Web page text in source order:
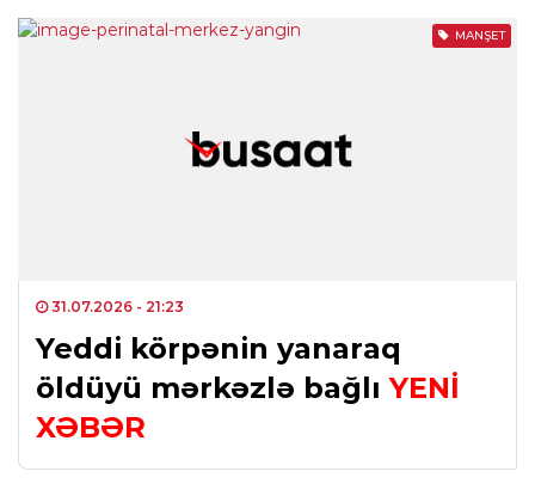
MANŞET
31.07.2026 - 21:23
Yeddi körpənin yanaraq
öldüyü mərkəzlə bağlıYENİ
XƏBƏR